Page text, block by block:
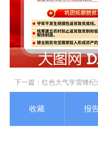
下一篇： 红色大气学雷锋纪
收藏 报